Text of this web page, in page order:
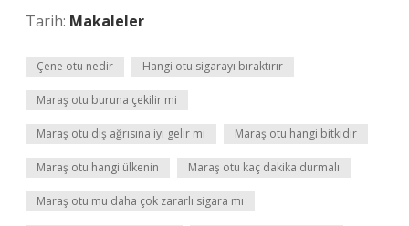
Tarih: Makaleler
Çene otu nedir Hangi otu sigarayı bıraktırır
Maraş otu buruna çekilir mi
Maraş otu diş ağrısına iyi gelir mi Maraş otu hangi bitkidir
Maraş otu hangi ülkenin Maraş otu kaç dakika durmalı
Maraş otu mu daha çok zararlı sigara mı